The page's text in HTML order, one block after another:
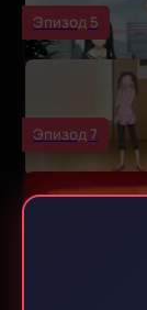
Эпизод 5
Эпизод 7